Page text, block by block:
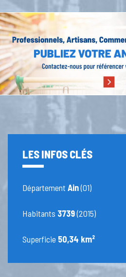
LES INFOS CLÉS
DépartementAin(01)
Habitants 3739(2015)
Superficie 50,34 km²